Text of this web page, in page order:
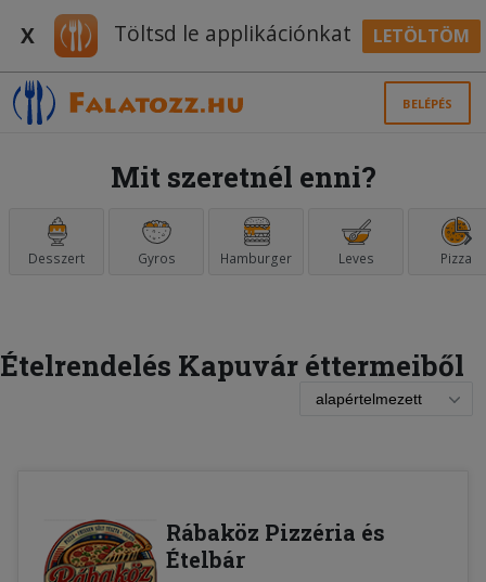
X Töltsd le applikációnkat LETÖLTÖM
BELÉPÉS
Mit szeretnél enni?
Desszert Gyros Hamburger Leves Pizza
Ételrendelés Kapuvár éttermeiből
Rábaköz Pizzéria és
Ételbár